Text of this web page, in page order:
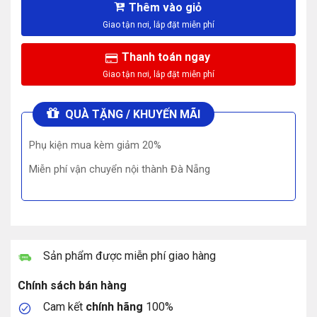
Thêm vào giỏ
Thanh toán ngay
QUÀ TẶNG / KHUYẾN MÃI
Phụ kiện mua kèm giảm 20%
Miễn phí vận chuyển nội thành Đà Nẵng
Sản phẩm được miễn phí giao hàng
Chính sách bán hàng
Cam kết chính hãng 100%